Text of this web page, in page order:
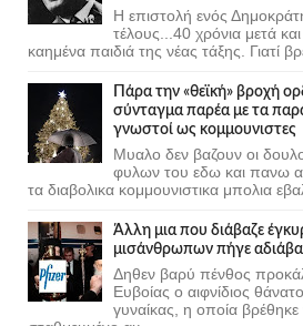
Η επιστολή ενός
τέλους...40 χρόνια μετά
καημένα παιδιά της νέας τάξης. Γιατί
Πάρα την «θεϊκή» βροχή
σύνταγμα παρέα με τα
γνωστοί ως κομμουνιστες
Μυαλο δεν βαζουν οι
φυλων του εδω και πανω
τα διαβολικα κομμουνιστικα μπολια
Άλλη μια που διάβαζε
μισάνθρωπων πήγε
Δηθεν βαρύ πένθος
Ευβοίας ο αιφνίδιος
γυναίκας, η οποία